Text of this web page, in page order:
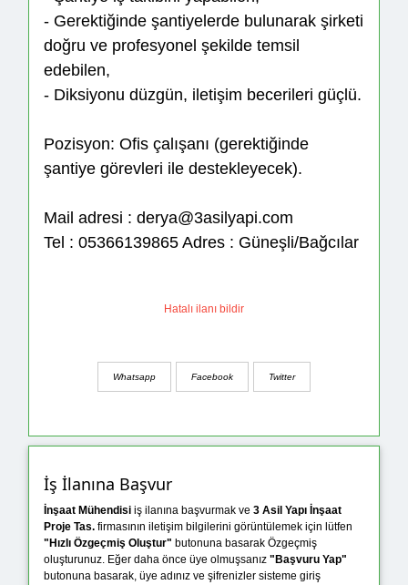
- Gerektiğinde şantiyelerde bulunarak şirketi
doğru ve profesyonel şekilde temsil
edebilen,
- Diksiyonu düzgün, iletişim becerileri güçlü.
Pozisyon: Ofis çalışanı (gerektiğinde
şantiye görevleri ile destekleyecek).
Mail adresi : derya@3asilyapi.com
Tel : 05366139865 Adres : Güneşli/Bağcılar
Hatalı ilanı bildir
Whatsapp Facebook Twitter
İş İlanına Başvur
İnşaat Mühendisi iş ilanına başvurmak ve 3 Asil Yapı İnşaat
Proje Tas. firmasının iletişim bilgilerini görüntülemek için lütfen
"Hızlı Özgeçmiş Oluştur" butonuna basarak Özgeçmiş
oluşturunuz. Eğer daha önce üye olmuşsanız "Başvuru Yap"
butonuna basarak, üye adınız ve şifrenizler sisteme giriş